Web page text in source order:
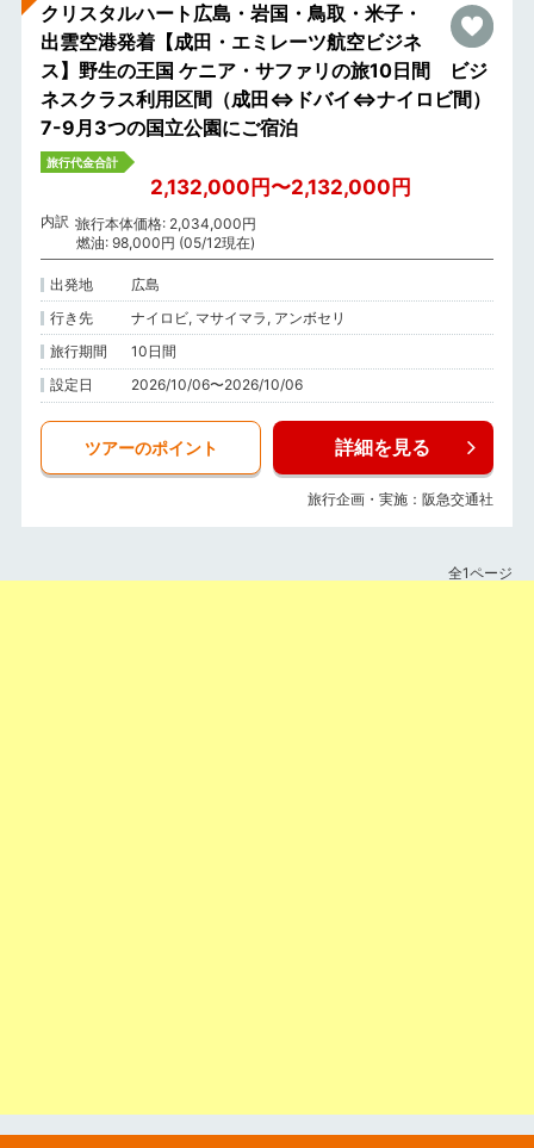
クリスタルハート広島・岩国・鳥取・米子・
出雲空港発着【成田・エミレーツ航空ビジネ
ス】野生の王国 ケニア・サファリの旅10日間 ビジ
ネスクラス利用区間（成田⇔ドバイ⇔ナイロビ間）
7-9月3つの国立公園にご宿泊
旅行代金合計
2,132,000円〜2,132,000円
内訳 旅行本体価格: 2,034,000円
燃油: 98,000円 (05/12現在)
出発地
広島
行き先
ナイロビ, マサイマラ, アンボセリ
旅行期間
10日間
設定日
2026/10/06〜2026/10/06
ツアーのポイント 詳細を見る
旅行企画・実施：阪急交通社
全1ページ